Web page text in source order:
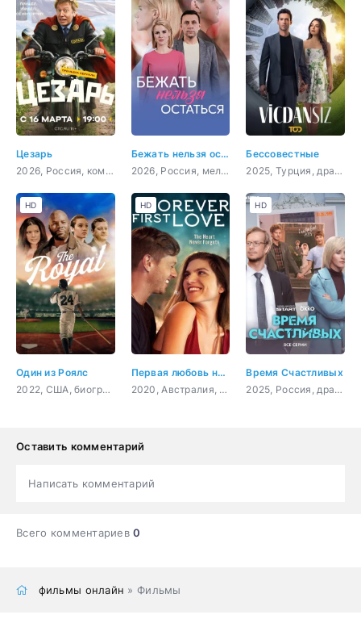
Цезарь
2026, Россия, комедия
Бежать нельзя остаться
2026, Россия, мелодрама
Бессовестные
2025, Турция, драма
Один из Роялс
2022, США, биография, спорт
HD
Первая любовь навсегда
2020, Австралия, Филиппины, драма, мелодрама
HD
Время Счастливых
2025, Россия, драма, комедия
HD
Оставить комментарий
Написать комментарий
Всего комментариев0
фильмы онлайн » Фильмы